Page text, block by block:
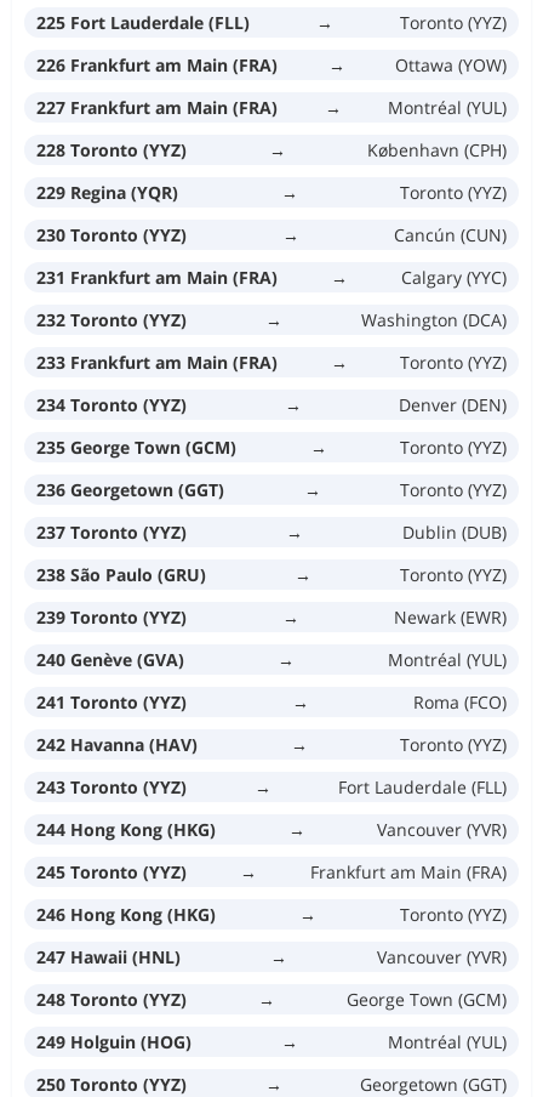
225 Fort Lauderdale (FLL) →
Toronto (YYZ)
226 Frankfurt am Main (FRA)
→
Ottawa (YOW)
227 Frankfurt am Main (FRA)
→
Montréal (YUL)
228 Toronto (YYZ)
→
København (CPH)
229 Regina (YQR)
→
Toronto (YYZ)
230 Toronto (YYZ)
→
Cancún (CUN)
231 Frankfurt am Main (FRA)
→
Calgary (YYC)
232 Toronto (YYZ)
→
Washington (DCA)
233 Frankfurt am Main (FRA)
→
Toronto (YYZ)
234 Toronto (YYZ)
→
Denver (DEN)
235 George Town (GCM)
→
Toronto (YYZ)
236 Georgetown (GGT)
→
Toronto (YYZ)
237 Toronto (YYZ)
→
Dublin (DUB)
238 São Paulo (GRU)
→
Toronto (YYZ)
239 Toronto (YYZ)
→
Newark (EWR)
240 Genève (GVA)
→
Montréal (YUL)
241 Toronto (YYZ)
→
Roma (FCO)
242 Havanna (HAV)
→
Toronto (YYZ)
243 Toronto (YYZ)
→
Fort Lauderdale (FLL)
244 Hong Kong (HKG)
→
Vancouver (YVR)
245 Toronto (YYZ)
→
Frankfurt am Main (FRA)
246 Hong Kong (HKG)
→
Toronto (YYZ)
247 Hawaii (HNL)
→
Vancouver (YVR)
248 Toronto (YYZ)
→
George Town (GCM)
249 Holguin (HOG)
→
Montréal (YUL)
250 Toronto (YYZ)
→
Georgetown (GGT)